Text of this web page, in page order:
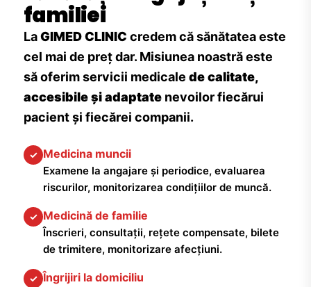
familiei
LaGIMED CLINIC credem că sănătatea este
cel mai de preț dar. Misiunea noastră este
să oferim servicii medicale de calitate,
accesibile și adaptate nevoilor fiecărui
pacient și fiecărei companii.
✓ Medicina muncii
Examene la angajare și periodice, evaluarea
riscurilor, monitorizarea condițiilor de muncă.
✓ Medicină de familie
Înscrieri, consultații, rețete compensate, bilete
de trimitere, monitorizare afecțiuni.
✓ Îngrijiri la domiciliu